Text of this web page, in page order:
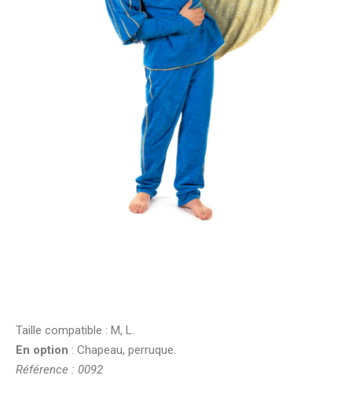
Taille compatible : M, L.
En option : Chapeau, perruque.
Référence : 0092